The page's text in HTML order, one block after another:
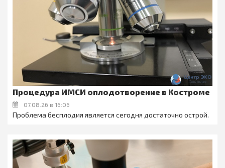
Процедура ИМСИ оплодотворение в Костроме
07.08.26 в 16:06
Проблема бесплодия является сегодня достаточно острой.